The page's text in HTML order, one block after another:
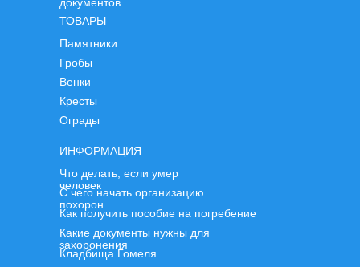
ТОВАРЫ
ИНФОРМАЦИЯ
документов
Памятники
Гробы
Венки
Кресты
Ограды
Что делать, если умер
человек
С чего начать организацию
похорон
Какие документы нужны для
захоронения
Как получить пособие на погребение
Кладбища Гомеля